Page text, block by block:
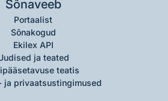
Sõnaveeb
Portaalist
Sõnakogud
Ekilex API
ja teated
teatis
ja privaatsustingimused